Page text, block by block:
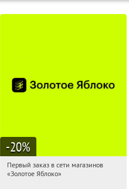
-20%
20:34:04
Получи первым!
Первый заказ в сети магазинов
«Золотое Яблоко»